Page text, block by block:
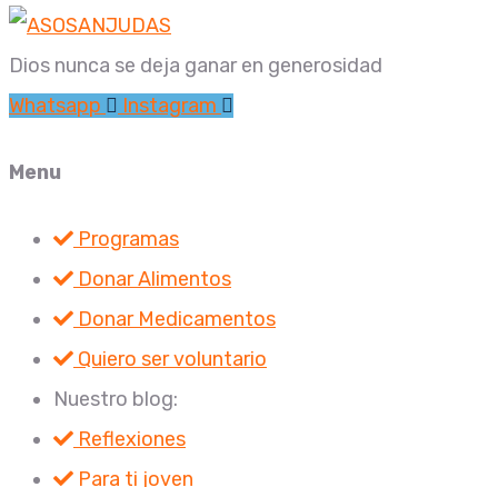
Dios nunca se deja ganar en generosidad
Whatsapp
Instagram
Menu
Programas
Donar Alimentos
Donar Medicamentos
Quiero ser voluntario
Nuestro blog:
Reflexiones
Para ti joven